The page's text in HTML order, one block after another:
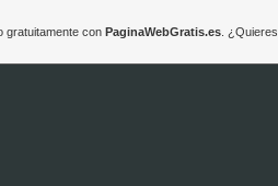
gratuitamente con PaginaWebGratis.es.